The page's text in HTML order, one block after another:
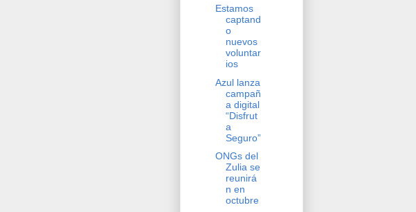
Estamos
captand
o
nuevos
voluntar
ios
Azul lanza
campañ
a digital
“Disfrut
a
Seguro”
ONGs del
Zulia se
reunirá
n en
octubre